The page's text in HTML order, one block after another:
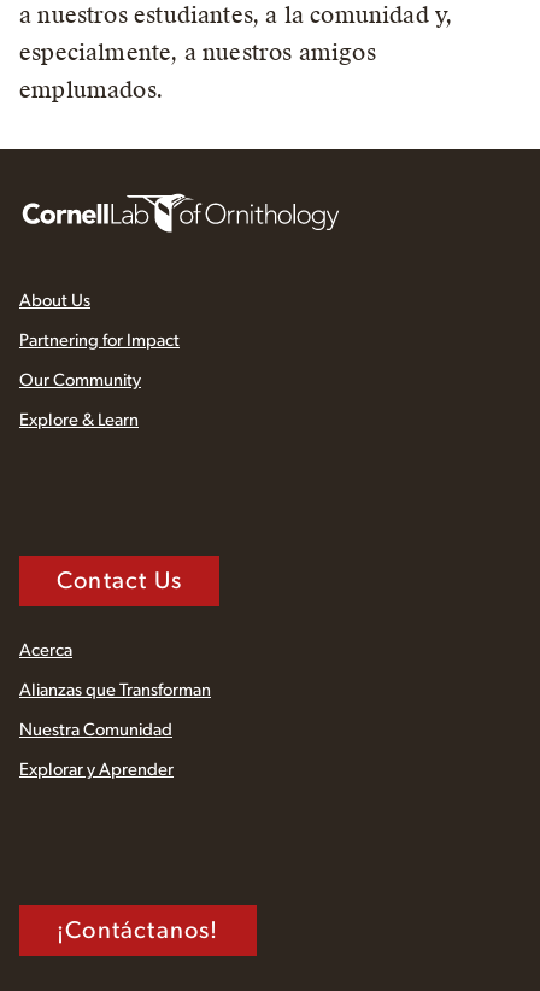
a nuestros estudiantes, a la comunidad y,
especialmente, a nuestros amigos
emplumados.
About Us
Partnering for Impact
Our Community
Explore & Learn
Contact Us
Acerca
Alianzas que Transforman
Nuestra Comunidad
Explorar y Aprender
¡Contáctanos!